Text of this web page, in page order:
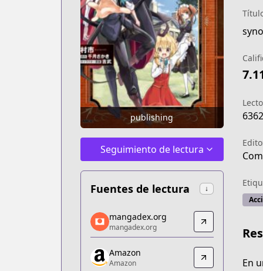
publishing
Seguimiento de lectura
Fuentes de lectura ↓
mangadex.org
mangadex.org
https://mangadex.org/title/032f800d-
Amazon
mangadex.org
mangadex.org
Amazon
Amazon
6362
En